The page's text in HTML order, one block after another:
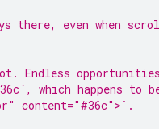
there, even when
Endless
which happens to
content="#36c">`.